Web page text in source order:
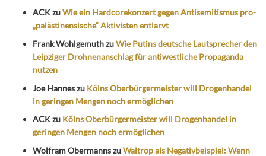
ACKzuWie ein Hardcorekonzert gegen Antisemitismus pro-
„palästinensische“ Aktivisten entlarvt
Frank WohlgemuthzuWie Putins deutsche Lautsprecher den
Leipziger Drohnenanschlag für antiwestliche Propaganda
nutzen
Joe Hanneszu Kölns Oberbürgermeister will Drogenhandel
in geringen Mengen noch ermöglichen
ACKzu Kölns Oberbürgermeister will Drogenhandel in
geringen Mengen noch ermöglichen
Wolfram ObermannszuWaltrop als Negativbeispiel: Wenn